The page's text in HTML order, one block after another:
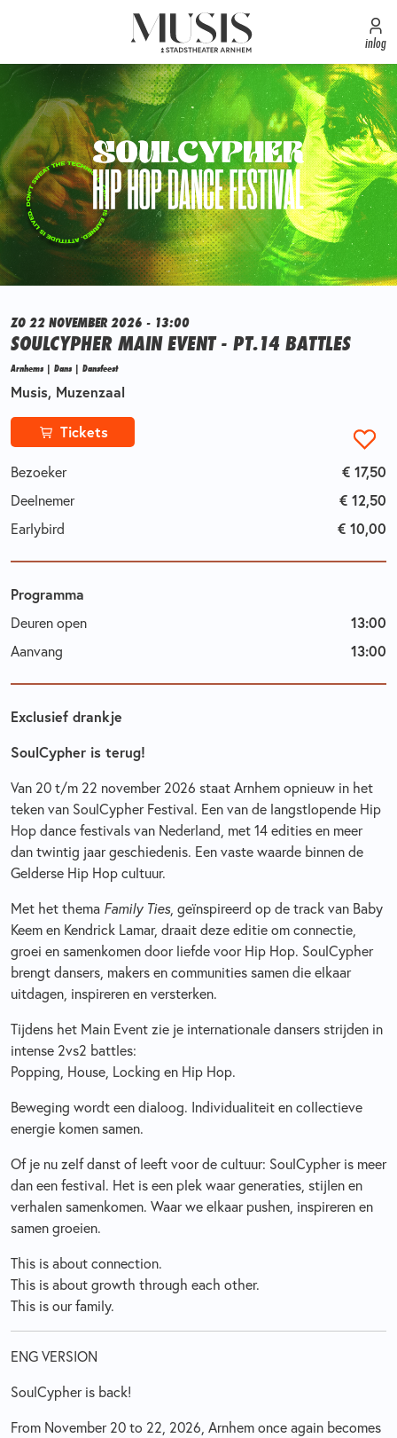
inlog
SoulCypher is terug!
Van 20 t/m 22 november 2026 staat Arnhem opnieuw in het
teken van SoulCypher Festival. Een van de langstlopende Hip
Hop dance festivals van Nederland, met 14 edities en meer
dan twintig jaar geschiedenis. Een vaste waarde binnen de
Gelderse Hip Hop cultuur.
Met het thema Family Ties, geïnspireerd op de track van Baby
Keem en Kendrick Lamar, draait deze editie om connectie,
groei en samenkomen door liefde voor Hip Hop. SoulCypher
brengt dansers, makers en communities samen die elkaar
uitdagen, inspireren en versterken.
Tijdens het Main Event zie je internationale dansers strijden in
intense 2vs2 battles:
Popping, House, Locking en Hip Hop.
Beweging wordt een dialoog. Individualiteit en collectieve
energie komen samen.
Of je nu zelf danst of leeft voor de cultuur: SoulCypher is meer
dan een festival. Het is een plek waar generaties, stijlen en
verhalen samenkomen. Waar we elkaar pushen, inspireren en
samen groeien.
This is about connection.
This is about growth through each other.
This is our family.
ENG VERSION
SoulCypher is back!
From November 20 to 22, 2026, Arnhem once again becomes
ZO 22 NOVEMBER 2026 - 13:00
SOULCYPHER MAIN EVENT - PT.14 BATTLES
Arnhems | Dans | Dansfeest
Musis, Muzenzaal
Tickets
Bezoeker
€ 17,50
Deelnemer
€ 12,50
Earlybird
€ 10,00
Programma
Deuren open
Aanvang
13:00
13:00
Exclusief drankje